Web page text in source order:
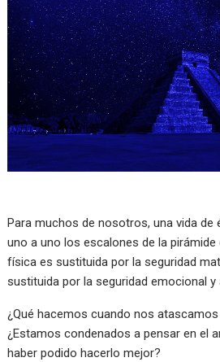
Para muchos de nosotros, una vida de
uno a uno los escalones de la pirámide
física es sustituida por la seguridad
sustituida por la seguridad emocional y
¿Qué hacemos cuando nos
¿Estamos condenados a pensar en el
haber podido hacerlo mejor?